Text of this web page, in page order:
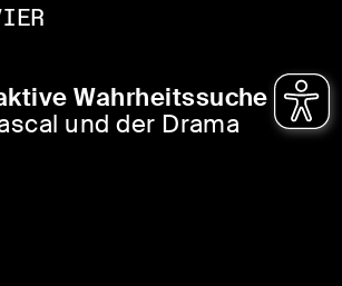
Wahrheitssuche
und der Drama